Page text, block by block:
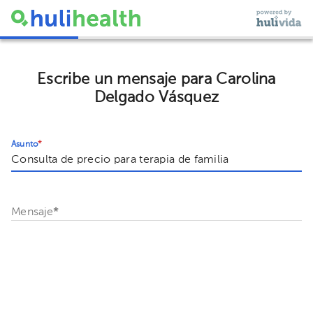
Escribe un mensaje para Carolina
Delgado Vásquez
Asunto*
Mensaje*